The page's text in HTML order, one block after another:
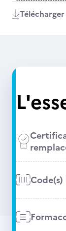
Code(s)